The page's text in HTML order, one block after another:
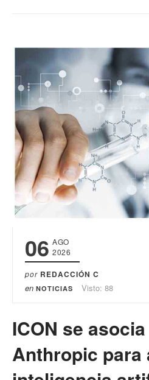
06 AGO
2026
por REDACCIÓN C
en NOTICIAS Visto: 88
ICON se
Anthropic para